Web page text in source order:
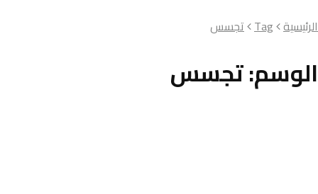
الرئيسية Tag تجسس
الوسم:تجسس